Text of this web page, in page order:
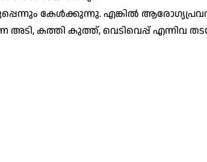
കേൾക്കുന്നു. എങ്കിൽ
അടി, കത്തി കുത്ത്, വെടിവെപ്പ് എന്നിവ